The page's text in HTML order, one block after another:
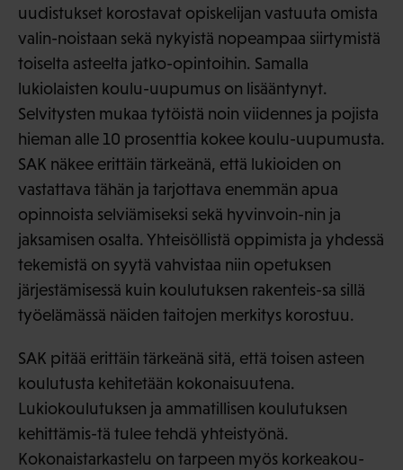
uudistukset korostavat opiskelijan vastuuta omista
valin-noistaan sekä nykyistä nopeampaa siirtymistä
toiselta asteelta jatko-opintoihin. Samalla
lukiolaisten koulu-uupumus on lisääntynyt.
Selvitysten mukaa tytöistä noin viidennes ja pojista
hieman alle 10 prosenttia kokee koulu-uupumusta.
SAK näkee erittäin tärkeänä, että lukioiden on
vastattava tähän ja tarjottava enemmän apua
opinnoista selviämiseksi sekä hyvinvoin-nin ja
jaksamisen osalta. Yhteisöllistä oppimista ja yhdessä
tekemistä on syytä vahvistaa niin opetuksen
järjestämisessä kuin koulutuksen rakenteis-sa sillä
työelämässä näiden taitojen merkitys korostuu.
SAK pitää erittäin tärkeänä sitä, että toisen asteen
koulutusta kehitetään kokonaisuutena.
Lukiokoulutuksen ja ammatillisen koulutuksen
kehittämis-tä tulee tehdä yhteistyönä.
Kokonaistarkastelu on tarpeen myös korkeakou-